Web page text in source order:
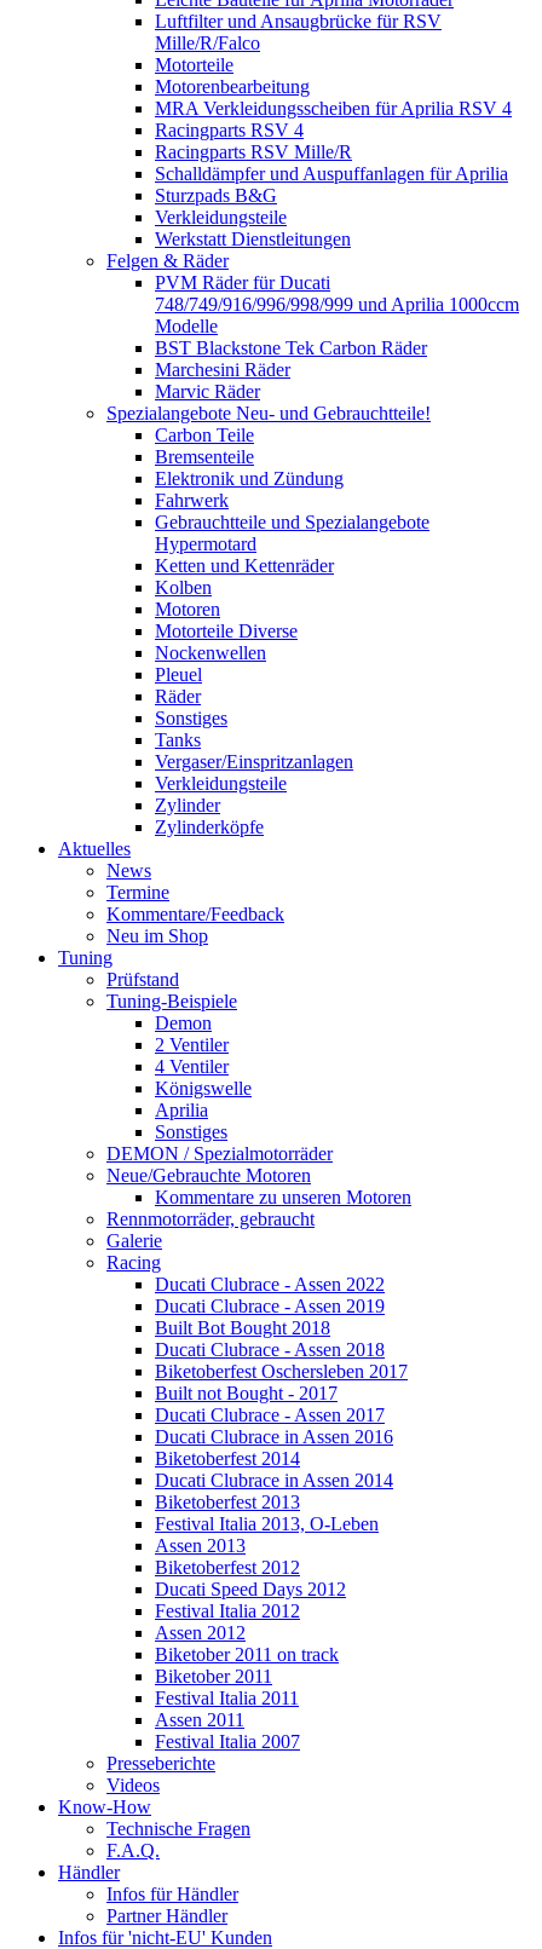
Luftfilter und Ansaugbrücke für RSV
Mille/R/Falco
Motorteile
Motorenbearbeitung
MRA Verkleidungsscheiben für Aprilia RSV 4
Racingparts RSV 4
Racingparts RSV Mille/R
Schalldämpfer und Auspuffanlagen für Aprilia
Sturzpads B&G
Verkleidungsteile
Werkstatt Dienstleitungen
Felgen & Räder
PVM Räder für Ducati
748/749/916/996/998/999 und Aprilia 1000ccm
Modelle
BST Blackstone Tek Carbon Räder
Marchesini Räder
Marvic Räder
Spezialangebote Neu- und Gebrauchtteile!
Carbon Teile
Bremsenteile
Elektronik und Zündung
Fahrwerk
Gebrauchtteile und Spezialangebote
Hypermotard
Ketten und Kettenräder
Kolben
Motoren
Motorteile Diverse
Nockenwellen
Pleuel
Räder
Sonstiges
Tanks
Vergaser/Einspritzanlagen
Verkleidungsteile
Zylinder
Zylinderköpfe
Aktuelles
News
Termine
Kommentare/Feedback
Neu im Shop
Tuning
Prüfstand
Tuning-Beispiele
Demon
2 Ventiler
4 Ventiler
Königswelle
Aprilia
Sonstiges
DEMON / Spezialmotorräder
Neue/Gebrauchte Motoren
Kommentare zu unseren Motoren
Rennmotorräder, gebraucht
Galerie
Racing
Ducati Clubrace - Assen 2022
Ducati Clubrace - Assen 2019
Built Bot Bought 2018
Ducati Clubrace - Assen 2018
Biketoberfest Oschersleben 2017
Built not Bought - 2017
Ducati Clubrace - Assen 2017
Ducati Clubrace in Assen 2016
Biketoberfest 2014
Ducati Clubrace in Assen 2014
Biketoberfest 2013
Festival Italia 2013, O-Leben
Assen 2013
Biketoberfest 2012
Ducati Speed Days 2012
Festival Italia 2012
Assen 2012
Biketober 2011 on track
Biketober 2011
Festival Italia 2011
Assen 2011
Festival Italia 2007
Presseberichte
Videos
Know-How
Technische Fragen
F.A.Q.
Händler
Infos für Händler
Partner Händler
Infos für 'nicht-EU' Kunden